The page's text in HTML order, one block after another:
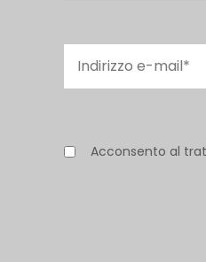
Acconsento al